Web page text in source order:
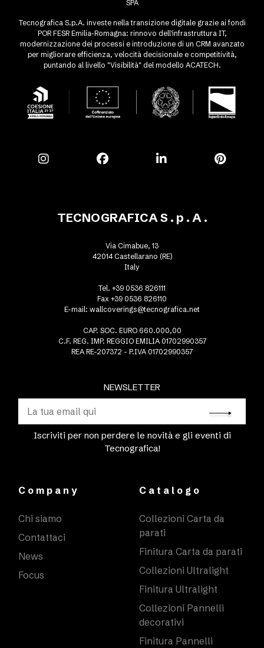
SPA
Tecnografica S.p.A. investe nella transizione digitale grazie ai fondi
POR FESR Emilia-Romagna: rinnovo dell'infrastruttura IT,
modernizzazione dei processi e introduzione di un CRM avanzato
per migliorare efficienza, velocità decisionale e competitività,
puntando al livello "Visibilità" del modello ACATECH.
NEWSLETTER
Iscriviti per non perdere le novità e gli eventi di
Tecnografica!
TECNOGRAFICA S . p . A .
Via Cimabue, 13
42014 Castellarano (RE)
Italy
Tel. +39 0536 826111
Fax +39 0536 826110
E-mail: wallcoverings@tecnografica.net
CAP. SOC. EURO 660.000,00
C.F. REG. IMP. REGGIO EMILIA 01702990357
REA RE-207372 - P.IVA 01702990357
Company
Chi siamo
Contattaci
News
Focus
Catalogo
Collezioni Carta da
parati
Finitura Carta da parati
Collezioni Ultralight
Finitura Ultralight
Collezioni Pannelli
decorativi
Finitura Pannelli